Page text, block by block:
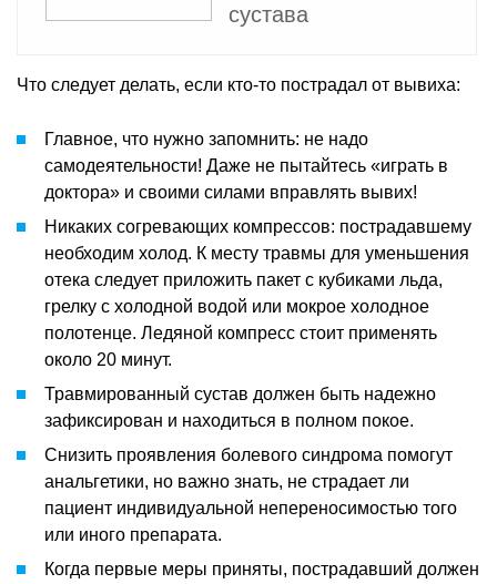
сустава
Что следует делать, если кто-то пострадал от вывиха:
Главное, что нужно запомнить: не надо
самодеятельности! Даже не пытайтесь «играть в
доктора» и своими силами вправлять вывих!
Никаких согревающих компрессов: пострадавшему
необходим холод. К месту травмы для уменьшения
отека следует приложить пакет с кубиками льда,
грелку с холодной водой или мокрое холодное
полотенце. Ледяной компресс стоит применять
около 20 минут.
Травмированный сустав должен быть надежно
зафиксирован и находиться в полном покое.
Снизить проявления болевого синдрома помогут
анальгетики, но важно знать, не страдает ли
пациент индивидуальной непереносимостью того
или иного препарата.
Когда первые меры приняты, пострадавший должен